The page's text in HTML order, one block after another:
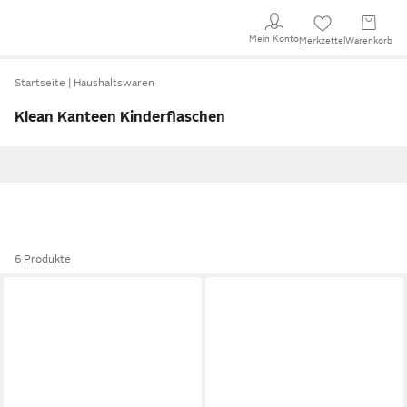
Mein KontoMerkzettel Warenkorb
Startseite Haushaltswaren
Klean Kanteen Kinderflaschen
6 Produkte